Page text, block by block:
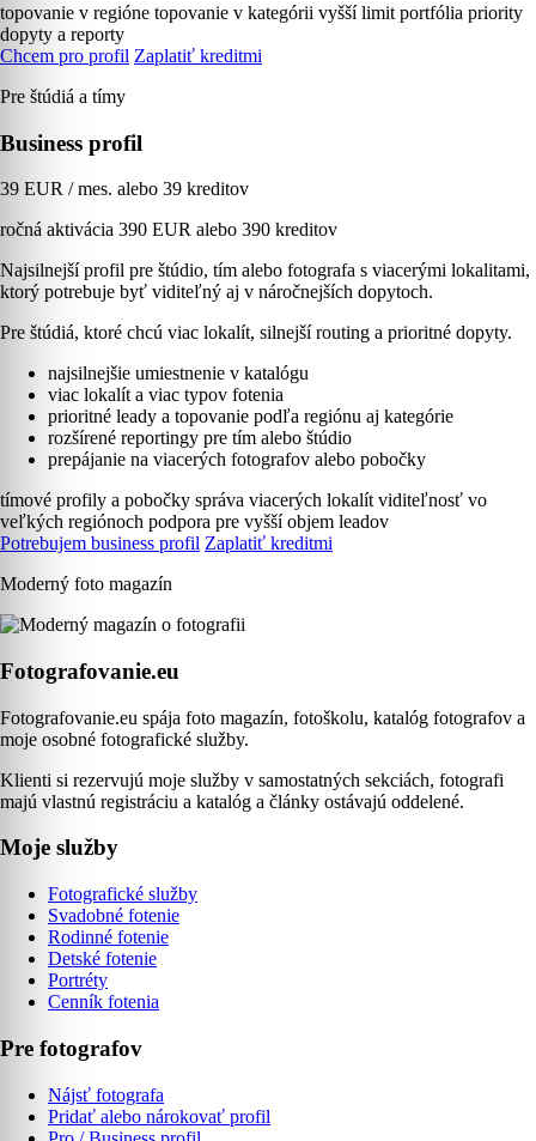
topovanie v regióne topovanie v kategórii vyšší limit portfólia priority
dopyty a reporty
Chcem pro profil Zaplatiť kreditmi
Pre štúdiá a tímy
Business profil
39 EUR / mes. alebo 39 kreditov
ročná aktivácia 390 EUR alebo 390 kreditov
Najsilnejší profil pre štúdio, tím alebo fotografa s viacerými lokalitami,
ktorý potrebuje byť viditeľný aj v náročnejších dopytoch.
Pre štúdiá, ktoré chcú viac lokalít, silnejší routing a prioritné dopyty.
najsilnejšie umiestnenie v katalógu
viac lokalít a viac typov fotenia
prioritné leady a topovanie podľa regiónu aj kategórie
rozšírené reportingy pre tím alebo štúdio
prepájanie na viacerých fotografov alebo pobočky
tímové profily a pobočky správa viacerých lokalít viditeľnosť vo
veľkých regiónoch podpora pre vyšší objem leadov
Potrebujem business profil Zaplatiť kreditmi
Moderný foto magazín
Fotografovanie.eu
Fotografovanie.eu spája foto magazín, fotoškolu, katalóg fotografov a
moje osobné fotografické služby.
Klienti si rezervujú moje služby v samostatných sekciách, fotografi
majú vlastnú registráciu a katalóg a články ostávajú oddelené.
Moje služby
Fotografické služby
Svadobné fotenie
Rodinné fotenie
Detské fotenie
Portréty
Cenník fotenia
Pre fotografov
Nájsť fotografa
Pridať alebo nárokovať profil